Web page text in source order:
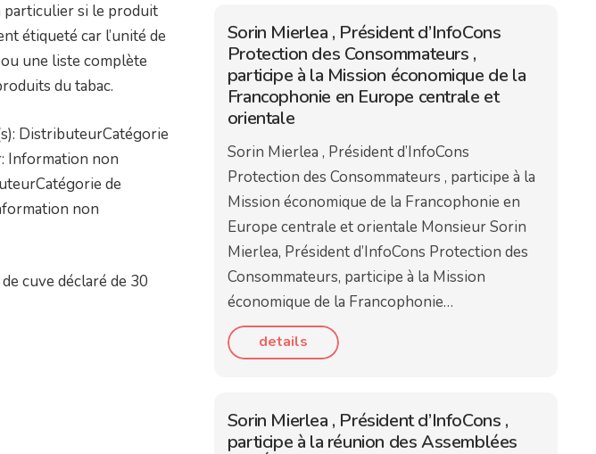
particulier si le produit
étiqueté car l’unité de
une liste complète
du tabac.
DistributeurCatégorie
Information non
de
non
cuve déclaré de 30
Sorin Mierlea , Président d’InfoCons
Protection des Consommateurs ,
participe à la Mission économique de la
Francophonie en Europe centrale et
orientale
Sorin Mierlea , Président d’InfoCons
Protection des Consommateurs , participe à la
Mission économique de la Francophonie en
Europe centrale et orientale Monsieur Sorin
Mierlea, Président d’InfoCons Protection des
Consommateurs, participe à la Mission
économique de la Francophonie…
details
Sorin Mierlea , Président d’InfoCons ,
participe à la réunion des Assemblées